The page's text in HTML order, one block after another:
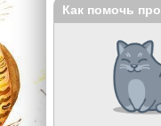
Как помочь